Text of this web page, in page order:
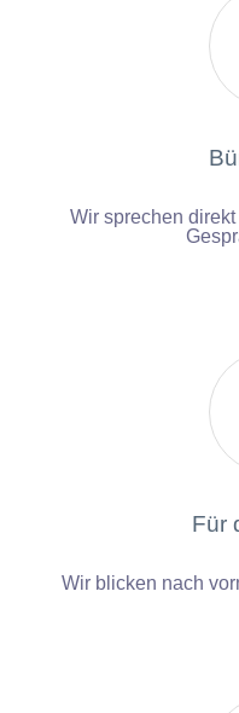
Wir sprechen
Für
Wir blicken nach